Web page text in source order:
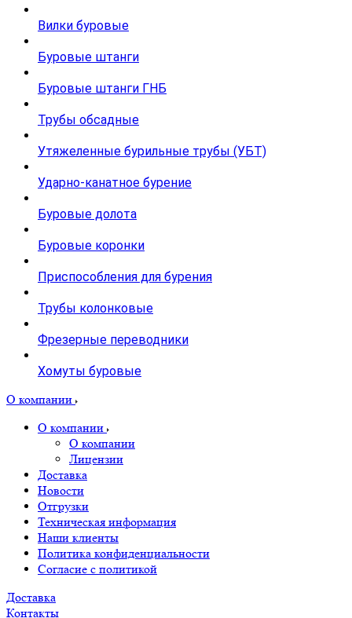
Вилки буровые
Буровые штанги
Буровые штанги ГНБ
Трубы обсадные
Утяжеленные бурильные трубы (УБТ)
Ударно-канатное бурение
Буровые долота
Буровые коронки
Приспособления для бурения
Трубы колонковые
Фрезерные переводники
Хомуты буровые
О компании
О компании
О компании
Лицензии
Доставка
Новости
Отгрузки
Техническая информация
Наши клиенты
Политика конфиденциальности
Согласие с политикой
Доставка
Контакты